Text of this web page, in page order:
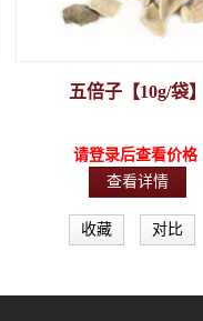
五倍子【10g/袋】
请登录后查看价格
查看详情
收藏 对比